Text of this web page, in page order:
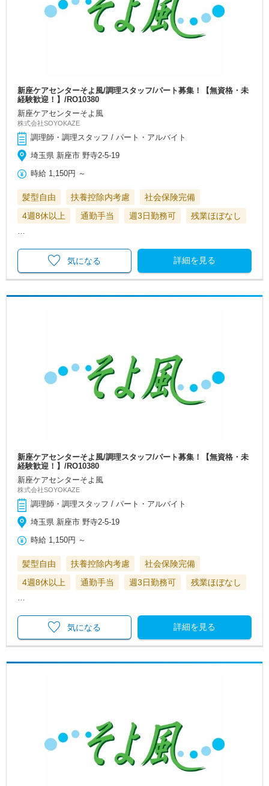
新座ケアセンターそよ風/調理スタッフ/パート募集！【無資格・未
経験歓迎！】/RO10380
新座ケアセンターそよ風
株式会社SOYOKAZE
調理師・調理スタッフ / パート・アルバイト
埼玉県 新座市 野寺2-5-19
時給 1,150円 ～
髪型自由 扶養控除内考慮
社会保険完備
4週8休以上
通勤手当 週3日勤務可 残業ほぼなし
詳細を見る
気になる
新座ケアセンターそよ風/調理スタッフ/パート募集！【無資格・未
経験歓迎！】/RO10380
新座ケアセンターそよ風
株式会社SOYOKAZE
調理師・調理スタッフ / パート・アルバイト
埼玉県 新座市 野寺2-5-19
時給 1,150円 ～
髪型自由 扶養控除内考慮
社会保険完備
4週8休以上
通勤手当 週3日勤務可 残業ほぼなし
詳細を見る
気になる